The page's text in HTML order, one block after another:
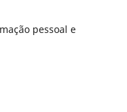
pessoal e